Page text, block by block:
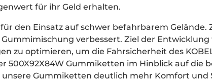
für ihr Geld erhalten.
den Einsatz auf schwer befahrbarem Gelände.
verbessert. Ziel der Entwicklung
optimieren, um die Fahrsicherheit des
500X92X84W Gummiketten im Hinblick auf die
Gummiketten deutlich mehr Komfort und